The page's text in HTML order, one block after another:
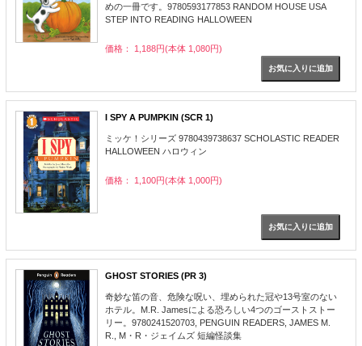
めの一冊です。9780593177853 RANDOM HOUSE USA
STEP INTO READING HALLOWEEN
価格： 1,188円(本体 1,080円)
I SPY A PUMPKIN (SCR 1)
ミッケ！シリーズ 9780439738637 SCHOLASTIC READER
HALLOWEEN ハロウィン
価格： 1,100円(本体 1,000円)
GHOST STORIES (PR 3)
奇妙な笛の音、危険な呪い、埋められた冠や13号室のない
ホテル。M.R. Jamesによる恐ろしい4つのゴーストストー
リー。9780241520703, PENGUIN READERS, JAMES M.
R., M・R・ジェイムズ 短編怪談集